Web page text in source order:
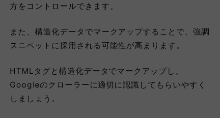
方をコントロールできます。
また、構造化データでマークアップすることで、強調
スニペットに採用される可能性が高まります。
HTMLタグと構造化データでマークアップし、
Googleのクローラーに適切に認識してもらいやすく
しましょう。